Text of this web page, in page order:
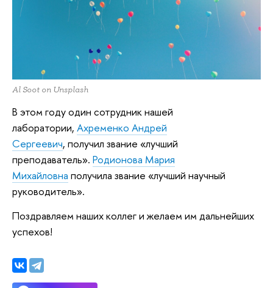
Al Soot on Unsplash
В этом году один сотрудник нашей
лаборатории, Ахременко Андрей
Сергеевич, получил звание «лучший
преподаватель». Родионова Мария
Михайловна получила звание «лучший научный
руководитель».
Поздравляем наших коллег и желаем им дальнейших
успехов!